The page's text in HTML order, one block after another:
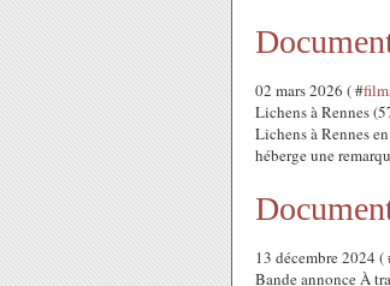
02 mars 2026 ( #
Lichens à Rennes
Lichens à Rennes
héberge une
13 décembre 2024 (
Bande annonce À